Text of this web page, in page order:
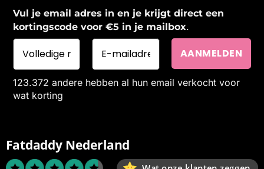
Vul je email adres in en je krijgt direct een
kortingscode voor €5 in je mailbox.
123.372 andere hebben al hun email verkocht voor
wat korting
Fatdaddy Nederland